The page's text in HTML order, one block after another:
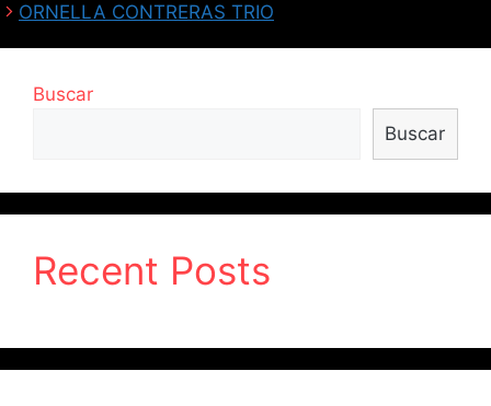
ORNELLA CONTRERAS TRIO
Buscar
Buscar
Recent Posts